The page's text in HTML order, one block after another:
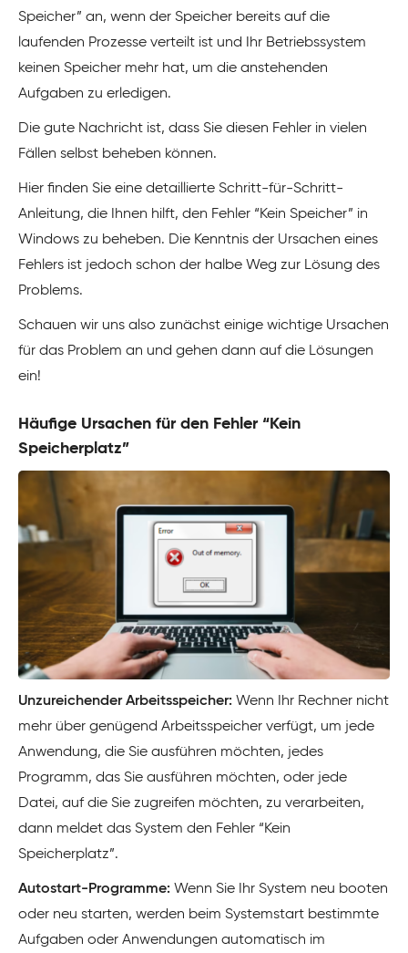
Speicher” an, wenn der Speicher bereits auf die
laufenden Prozesse verteilt ist und Ihr Betriebssystem
keinen Speicher mehr hat, um die anstehenden
Aufgaben zu erledigen.
Die gute Nachricht ist, dass Sie diesen Fehler in vielen
Fällen selbst beheben können.
Hier finden Sie eine detaillierte Schritt-für-Schritt-
Anleitung, die Ihnen hilft, den Fehler “Kein Speicher” in
Windows zu beheben. Die Kenntnis der Ursachen eines
Fehlers ist jedoch schon der halbe Weg zur Lösung des
Problems.
Schauen wir uns also zunächst einige wichtige Ursachen
für das Problem an und gehen dann auf die Lösungen
ein!
Häufige Ursachen für den Fehler “Kein
Speicherplatz”
Unzureichender Arbeitsspeicher: Wenn Ihr Rechner nicht
mehr über genügend Arbeitsspeicher verfügt, um jede
Anwendung, die Sie ausführen möchten, jedes
Programm, das Sie ausführen möchten, oder jede
Datei, auf die Sie zugreifen möchten, zu verarbeiten,
dann meldet das System den Fehler “Kein
Speicherplatz”.
Autostart-Programme: Wenn Sie Ihr System neu booten
oder neu starten, werden beim Systemstart bestimmte
Aufgaben oder Anwendungen automatisch im